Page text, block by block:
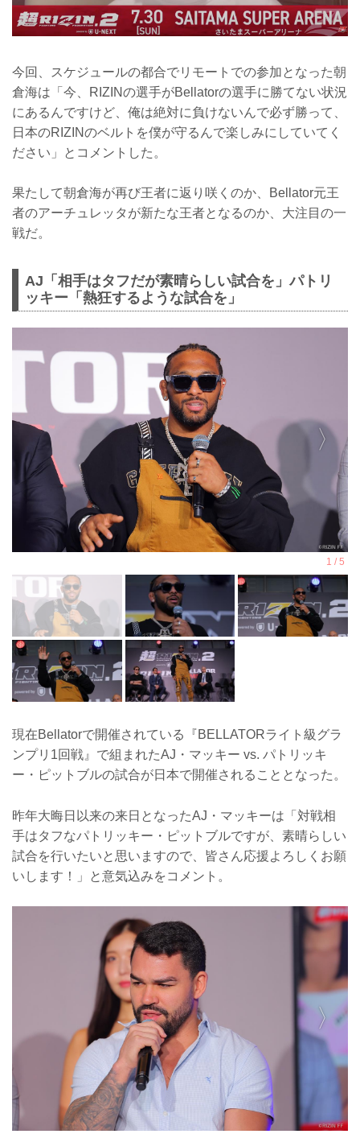
今回、スケジュールの都合でリモートでの参加となった朝
倉海は「今、RIZINの選手がBellatorの選手に勝てない状況
にあるんですけど、俺は絶対に負けないんで必ず勝って、
日本のRIZINのベルトを僕が守るんで楽しみにしていてく
ださい」とコメントした。
果たして朝倉海が再び王者に返り咲くのか、Bellator元王
者のアーチュレッタが新たな王者となるのか、大注目の一
戦だ。
AJ「相手はタフだが素晴らしい試合を」パトリ
ッキー「熱狂するような試合を」
現在Bellatorで開催されている『BELLATORライト級グラ
ンプリ1回戦』で組まれたAJ・マッキー vs. パトリッキ
ー・ピットブルの試合が日本で開催されることとなった。
昨年大晦日以来の来日となったAJ・マッキーは「対戦相
手はタフなパトリッキー・ピットブルですが、素晴らしい
試合を行いたいと思いますので、皆さん応援よろしくお願
いします！」と意気込みをコメント。